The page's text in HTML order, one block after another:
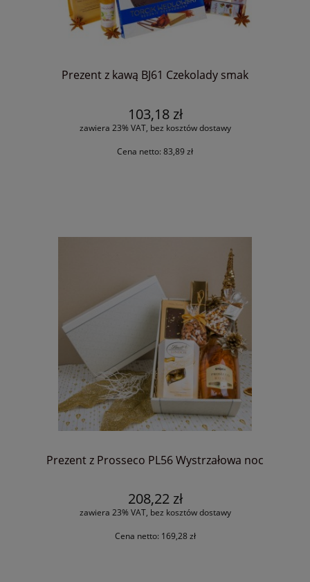
Prezent z kawą BJ61 Czekolady smak
103,18 zł
zawiera 23% VAT, bez kosztów dostawy
Cena netto: 83,89 zł
Prezent z Prosseco PL56 Wystrzałowa noc
208,22 zł
zawiera 23% VAT, bez kosztów dostawy
Cena netto: 169,28 zł